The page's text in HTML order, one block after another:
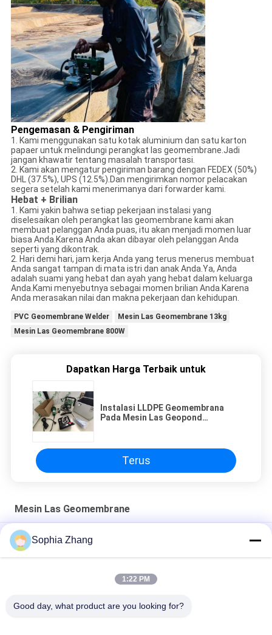
Pengemasan & Pengiriman
1. Kami menggunakan satu kotak aluminium dan satu karton
papaer untuk melindungi perangkat las geomembrane.Jadi
jangan khawatir tentang masalah transportasi.
2. Kami akan mengatur pengiriman barang dengan FEDEX (50%)
DHL (37.5%), UPS (12.5%).Dan mengirimkan nomor pelacakan
segera setelah kami menerimanya dari forwarder kami.
Hebat + Brilian
1. Kami yakin bahwa setiap pekerjaan instalasi yang
diselesaikan oleh perangkat las geomembrane kami akan
membuat pelanggan Anda puas, itu akan menjadi momen luar
biasa Anda.Karena Anda akan dibayar oleh pelanggan Anda
seperti yang dikontrak.
2. Hari demi hari, jam kerja Anda yang terus menerus membuat
Anda sangat tampan di mata istri dan anak Anda.Ya, Anda
adalah suami yang hebat dan ayah yang hebat dalam keluarga
Anda.Kami menyebutnya sebagai momen brilian Anda.Karena
Anda merasakan nilai dan makna pekerjaan dan kehidupan.
PVC Geomembrane Welder
Mesin Las Geomembrane 13kg
Mesin Las Geomembrane 800W
Dapatkan Harga Terbaik untuk
Instalasi LLDPE Geomembrana
Pada Mesin Las Geopond
Terus
Mesin Las Geomembrane
Mesin Las Geomembrane Wedge HDPE Dalam Tangki
CE Biogester Biogas Plant Geomembrane Wedge Welder
Instalasi LLDPE Geomembrana Pada Mesin Las Geopond
Sophia Zhang
1:22 PM
Good day, what product are you looking for?